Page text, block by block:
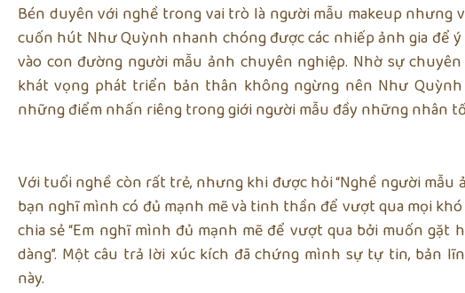
Bén duyên với nghề trong vai trò là người mẫu makeup nhưng
cuốn hút Như Quỳnh nhanh chóng được các nhiếp ảnh gia để
vào con đường người mẫu ảnh chuyên nghiệp. Nhờ sự
khát vọng phát triển bản thân không ngừng nên Như
những điểm nhấn riêng trong giới người mẫu đầy những nhân
Với tuổi nghề còn rất trẻ, nhưng khi được hỏi “Nghề người
bạn nghĩ mình có đủ mạnh mẽ và tinh thần để vượt qua mọi khó
chia sẻ “Em nghĩ mình đủ mạnh mẽ để vượt qua bởi muốn gặt
dàng”. Một câu trả lời xúc kích đã chứng mình sự tự tin, bản
này.